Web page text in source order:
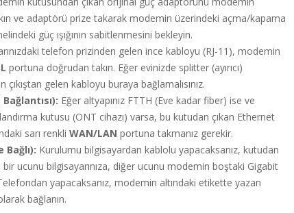
ve adaptörü prize takarak modemin üzerindeki açma/kapama
güç ışığının sabitlenmesini bekleyin.
telefon prizinden gelen ince kabloyu (RJ-11), modemin
portuna doğrudan takın. Eğer evinizde splitter (ayırıcı)
çıkıştan gelen kabloyu buraya bağlamalısınız.
Eğer altyapınız FTTH (Eve kadar fiber) ise ve
kutusu (ONT cihazı) varsa, bu kutudan çıkan Ethernet
sarı renkli WAN/LAN portuna takmanız gerekir.
Bağlı): Kurulumu bilgisayardan kablolu yapacaksanız, kutudan
bir ucunu bilgisayarınıza, diğer ucunu modemin boştaki Gigabit
yapacaksanız, modemin altındaki etikette yazan
bağlanın.